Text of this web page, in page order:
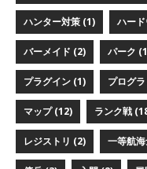
ハンター対策 (1) ハー
バーメイド (2) パーク
プラグイン (1) プログ
マップ (12) ランク戦
レジストリ (2) 一等航